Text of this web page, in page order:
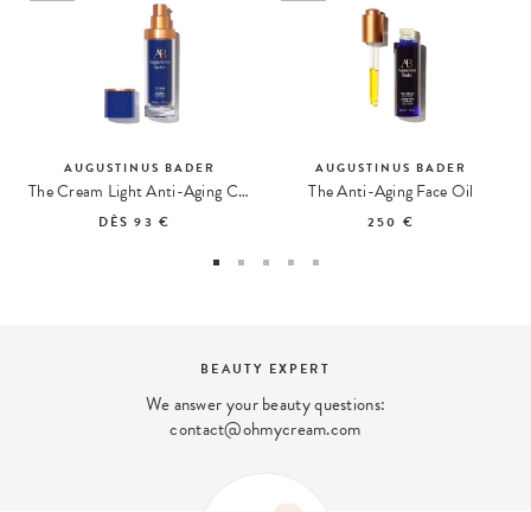
AUGUSTINUS BADER
The Cream Light Anti-Aging Cream
DÈS93 €
AUGUSTINUS BADER
The Anti-Aging Face Oil
250 €
BEAUTY EXPERT
We answer your beauty questions:
contact@ohmycream.com